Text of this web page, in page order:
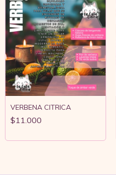
VERBENA CITRICA
$11.000